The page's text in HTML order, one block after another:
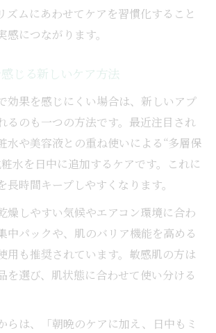
ズムにあわせてケアを習慣化すること
につながります。
じる新しいケア方法
効果を感じにくい場合は、新しいアプ
るのも一つの方法です。最近注目され
水や美容液との重ね使いによる“多層保
水を日中に追加するケアです。これに
長時間キープしやすくなります。
燥しやすい気候やエアコン環境に合わ
中パックや、肌のバリア機能を高める
用も推奨されています。敏感肌の方は
を選び、肌状態に合わせて使い分ける
らは、「朝晩のケアに加え、日中もミ